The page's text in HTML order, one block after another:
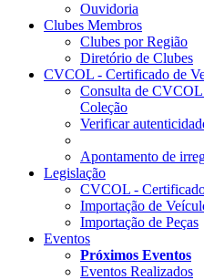
Ouvidoria
Clubes Membros
Clubes por Região
Diretório de Clubes
CVCOL - Certificado de
Consulta de
Coleção
Verificar
Apontamento de
Legislação
CVCOL -
Importação de
Importação de Peças
Eventos
Próximos Eventos
Eventos Realizados